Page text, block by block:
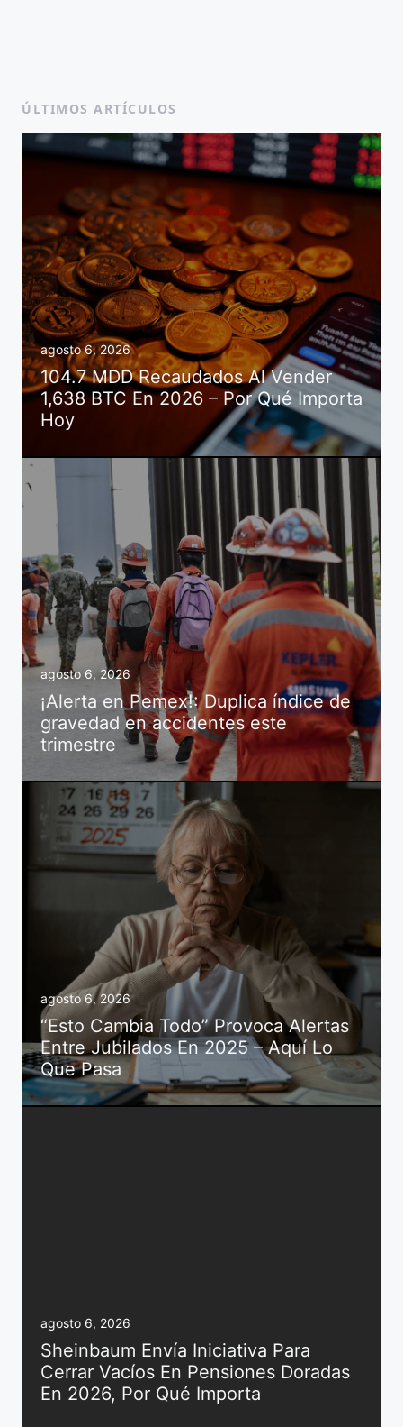
ÚLTIMOS ARTÍCULOS
agosto 6, 2026
104.7 MDD Recaudados Al Vender
1,638 BTC En 2026 – Por Qué Importa
Hoy
agosto 6, 2026
¡Alerta en Pemex!: Duplica índice de
gravedad en accidentes este
trimestre
agosto 6, 2026
“Esto Cambia Todo” Provoca Alertas
Entre Jubilados En 2025 – Aquí Lo
Que Pasa
agosto 6, 2026
Sheinbaum Envía Iniciativa Para
Cerrar Vacíos En Pensiones Doradas
En 2026, Por Qué Importa